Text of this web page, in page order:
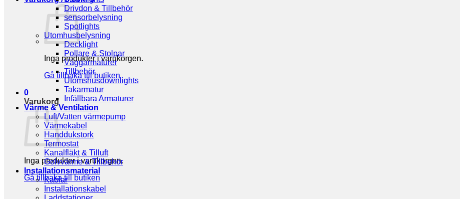
Inga produkter i varukorgen.
Gå tillbaka till butiken
0
Varukorg
Inga produkter i varukorgen.
Gå tillbaka till butiken
Drivdon & Tillbehör
sensorbelysning
Spotlights
Utomhusbelysning
Decklight
Pollare & Stolpar
Väggarmaturer
Tillbehör
Utomshusdownlights
Takarmatur
Infällbara Armaturer
Värme & Ventilation
Luft/Vatten värmepump
Värmekabel
Handdukstork
Termostat
Kanalfläkt & Tilluft
Golvvärme & Tillbehör
Installationsmaterial
Kablar
Installationskabel